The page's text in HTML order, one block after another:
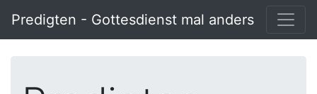
Predigten - Gottesdienst mal anders